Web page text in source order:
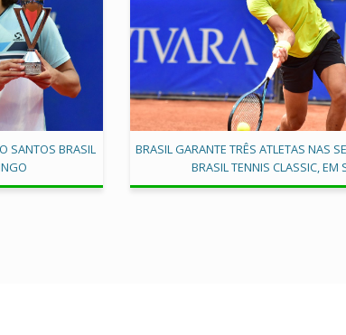
SANTOS BRASIL
BRASIL GARANTE TRÊS ATLETAS NAS
BRASIL TENNIS CLASSIC, EM